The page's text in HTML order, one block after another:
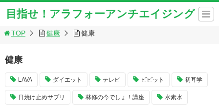
目指せ！アラフォーアンチエイジング
TOP 健康 健康
健康
LAVA ダイエット テレビ ビビット 初耳学
日焼け止めサプリ 林修の今でしょ！講座 水素水